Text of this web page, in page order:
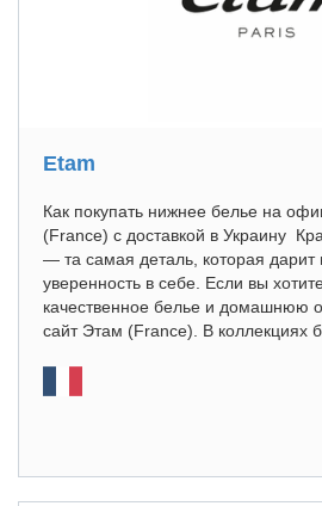
Etam
Как покупать нижнее белье на
(France) с доставкой в Украину
— та самая деталь, которая
уверенность в себе. Если вы
качественное белье и домашнюю
сайт Этам (France). В коллекциях